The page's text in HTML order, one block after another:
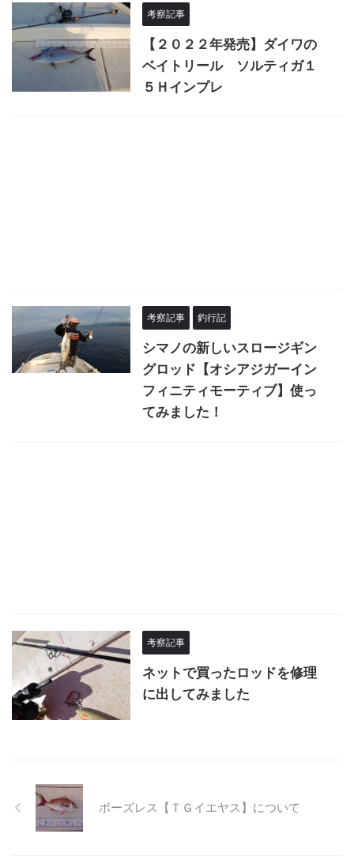
考察記事
【２０２２年発売】ダイワの
ベイトリール ソルティガ１
５Ｈインプレ
考察記事 釣行記
シマノの新しいスロージギン
グロッド【オシアジガーイン
フィニティモーティブ】使っ
てみました！
考察記事
ネットで買ったロッドを修理
に出してみました
ボーズレス【ＴＧイエヤス】について